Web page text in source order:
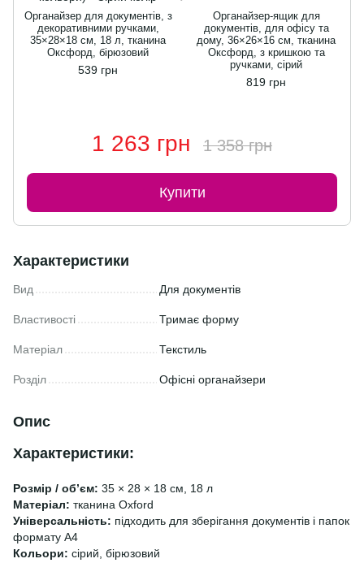
Органайзер для документів, з
декоративними ручками,
35×28×18 см, 18 л, тканина
Оксфорд, бірюзовий
539 грн
Органайзер-ящик для
документів, для офісу та
дому, 36×26×16 см, тканина
Оксфорд, з кришкою та
ручками, сірий
819 грн
1 263 грн 1 358 грн
Купити
Характеристики
Вид Для документів
Властивості Тримає форму
Матеріал Текстиль
Розділ Офісні органайзери
Опис
Характеристики:
Розмір / обʼєм: 35 × 28 × 18 см, 18 л
Матеріал: тканина Oxford
Універсальність: підходить для зберігання документів і папок
формату А4
Кольори: сірий, бірюзовий